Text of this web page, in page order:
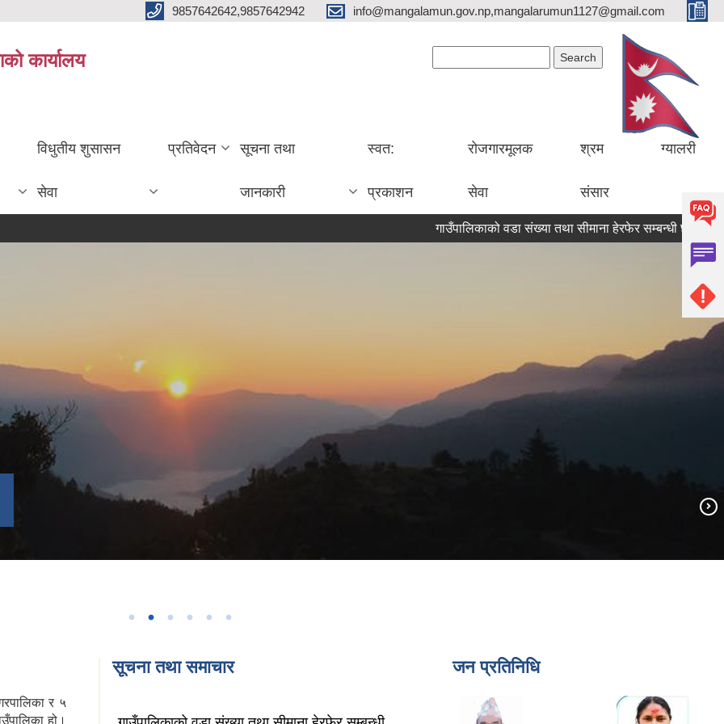
9857642642,9857642942 info@mangalamun.gov.np,mangalarumun1127@gmail.com
कार्यालय
विधुतीय शुसासन
सेवा
प्रतिवेदन सूचना तथा
जानकारी
स्वत:
प्रकाशन
रोजगारमूलक
सेवा
श्रम
संसार
ग्यालरी
गाउँपालिकाको वडा संख्या तथा सीमाना हेरफेर सम्बन्धी छलफलमा
र ५
हो।
सूचना तथा समाचार जन प्रतिनिधि